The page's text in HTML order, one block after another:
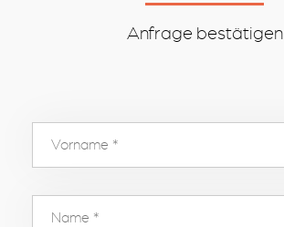
Anfrage bestätigen